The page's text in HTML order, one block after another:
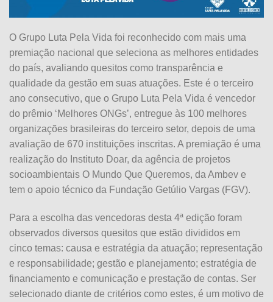
O Grupo Luta Pela Vida foi reconhecido com mais uma
premiação nacional que seleciona as melhores entidades
do país, avaliando quesitos como transparência e
qualidade da gestão em suas atuações. Este é o terceiro
ano consecutivo, que o Grupo Luta Pela Vida é vencedor
do prêmio ‘Melhores ONGs’, entregue às 100 melhores
organizações brasileiras do terceiro setor, depois de uma
avaliação de 670 instituições inscritas. A premiação é uma
realização do Instituto Doar, da agência de projetos
socioambientais O Mundo Que Queremos, da Ambev e
tem o apoio técnico da Fundação Getúlio Vargas (FGV).
Para a escolha das vencedoras desta 4ª edição foram
observados diversos quesitos que estão divididos em
cinco temas: causa e estratégia da atuação; representação
e responsabilidade; gestão e planejamento; estratégia de
financiamento e comunicação e prestação de contas. Ser
selecionado diante de critérios como estes, é um motivo de